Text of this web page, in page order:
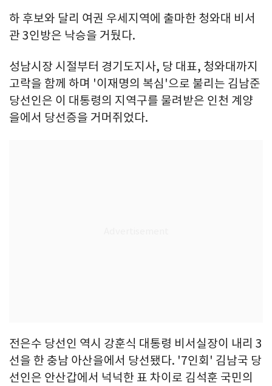
하 후보와 달리 여권 우세지역에 출마한 청와대 비서
관 3인방은 낙승을 거뒀다.
성남시장 시절부터 경기도지사, 당 대표, 청와대까지
고락을 함께 하며 '이재명의 복심'으로 불리는 김남준
당선인은 이 대통령의 지역구를 물려받은 인천 계양
을에서 당선증을 거머쥐었다.
전은수 당선인 역시 강훈식 대통령 비서실장이 내리 3
선을 한 충남 아산을에서 당선됐다. '7인회' 김남국 당
선인은 안산갑에서 넉넉한 표 차이로 김석훈 국민의